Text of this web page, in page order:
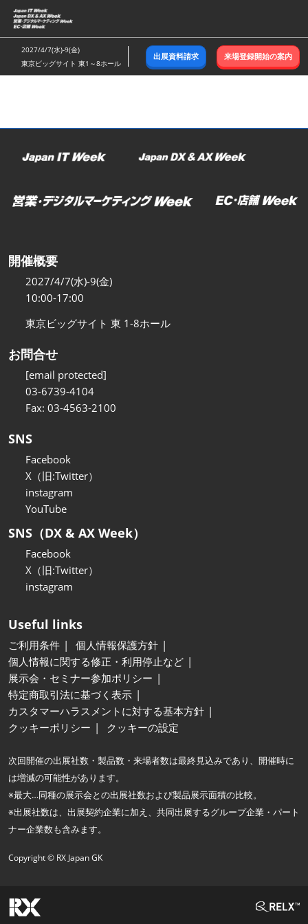
ス
キ
ッ
し
む
2027/4/7(水)-9(金)
東京ビッグサイト 東1～8ホール
出展資料請求 来場登録開始の案内
開催概要
2027/4/7(水)-9(金)
10:00-17:00
東京ビッグサイト 東 1-8ホール
お問合せ
[email protected]
03-6739-4104
Fax: 03-4563-2100
SNS
Facebook
X（旧:Twitter）
instagram
YouTube
SNS（DX & AX Week）
Facebook
X（旧:Twitter）
instagram
Useful links
ご利用条件
個人情報保護方針
個人情報に関する修正・利用停止など
展示会・セミナー参加ポリシー
特定商取引法に基づく表示
カスタマーハラスメントに対する基本方針
クッキーポリシー
クッキーの設定
次回開催の出展社数・製品数・来場者数は最終見込みであり、開催時に
は増減の可能性があります。
※最大…同種の展示会との出展社数および製品展示面積の比較。
※出展社数は、出展契約企業に加え、共同出展するグループ企業・パート
ナー企業数も含みます。
Copyright © RX Japan GK